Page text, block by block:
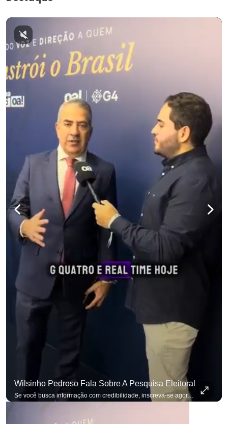
Wilsinho Pedroso Fala Sobre A Pesquisa Eleitoral
Se você busca informação com credibilidade, inscreva-se agora e ative o